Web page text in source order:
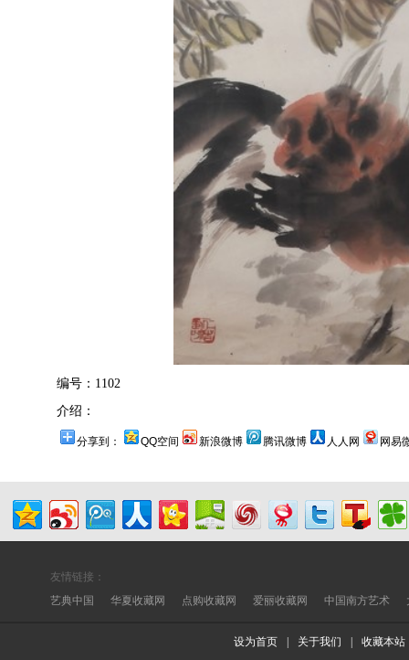
编号：1102
介绍：
分享到： QQ空间 新浪微博 腾讯微博 人人网 网易
友情链接：
艺典中国
华夏收藏网 点购收藏网 爱丽收藏网 中国南方艺术
设为首页 关于我们 收藏本站